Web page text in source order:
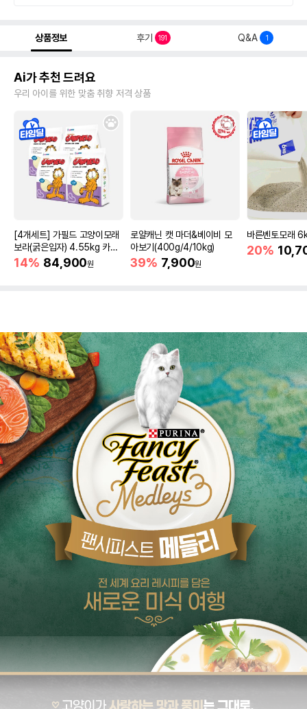
상품정보 후기 191 Q&A 1
Ai가 추천 드려요
우리 아이를 위한 맞춤 취향 저격 상품
[4개세트] 가필드 고양이모래
보라(굵은입자) 4.55kg 카사
바모래
14% 84,900원
로얄캐닌 캣 마더&베이비 모
아보기(400g/4/10kg)
39% 7,900원
바른벤토모래
20%